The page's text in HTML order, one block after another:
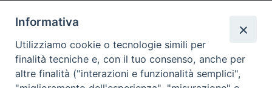
Calendario Appuntamenti
<< Ago 2026 >>
Informativa
Utilizziamo cookie o tecnologie simili per
finalità tecniche e, con il tuo consenso, anche per
altre finalità ("interazioni e funzionalità semplici",